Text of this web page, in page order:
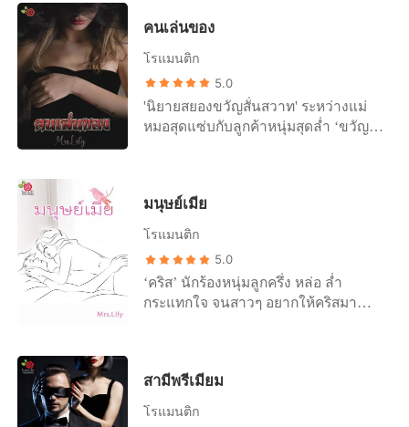
แล้ว หล่อนจะทำยังไง ถอยห่าง หรือ ก้าว
เข้าหา ในเมื่อหัวใจร่ำร้อง และ กายเนื้อ
ใหญ่ที่สามีไม่ค่อยมีเวลาให้ แต่หล่อนก็
พยายามเป็นสะใภ้ เป็นเมีย และแม่ที่ดี
ของลูก ทว่าสิ่งที่พลาดไปแล้วหล่อนกลับ
แต่งงานใหม่ เพราะไม่อยากให้ใครมา
ทำลายความทรงจำดีๆ ของหล่อนกับ
กับรักครั้งแรกจนไม่คิดจะมีใครอีก แต่
แล้วความรักก็หวนมาให้เจ็บแสบและ
หนึ่งก็รัก แต่อีกคนก็หวั่นไหว
คนเล่นของ
โรแมนติก
5.0
'นิยายสยองขวัญสั่นสวาท' ระหว่างแม่
หมอสุดแซ่บกับลูกค้าหนุ่มสุดล่ำ ‘ขวัญ
ขึ้นมารบกวนชาวบ้าน ‘ไตรทศ’ นาย
แพทย์หนุ่มรูปงาม ไม่เคยคิดจะเชื่อเรื่อง
หาสาเหตุไม่ได้ เขาจึงต้องมาขอร้องให้
หล่อนช่วย แต่!! ผู้หญิงหน้าตาดีระดับ
นางงามดันเลี้ยงหนุ่มกล้ามล่ำไว้เต็ม
เรื่อง คือ เล่นของ(ใหญ่) และ สาปสังวาส
จะพาคุณไปเพลิดเพลินกับเรื่องเสียวสยอง
มนุษย์เมีย
โรแมนติก
5.0
‘คริส’ นักร้องหนุ่มลูกครึ่ง หล่อ ล่ำ
กระแทกใจ จนสาวๆ อยากให้คริสมา
ช้ำเพราะผึ้งหนีไป แต่เมื่อกลับมาเจอกัน
อีกครั้ง คริสก็พร้อมจะทำทุกทางให้ ‘เมีย
สามีพรีเมียม
โรแมนติก